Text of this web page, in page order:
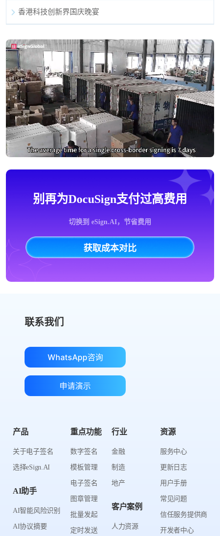
香港科技创新界国庆晚宴
别再为DocuSign支付过高费用
切换到 eSign.AI，节省费用
获取成本对比
联系我们
WhatsApp咨询
申请演示
产品
关于电子签名
选择eSign.AI
AI助手
AI智能风险识别
AI协议摘要
重点功能
数字签名
模板管理
电子签名
图章管理
批量发起
定时发送
行业
金融
制造
地产
客户案例
人力资源
资源
服务中心
更新日志
用户手册
常见问题
信任服务提供商
开发者中心